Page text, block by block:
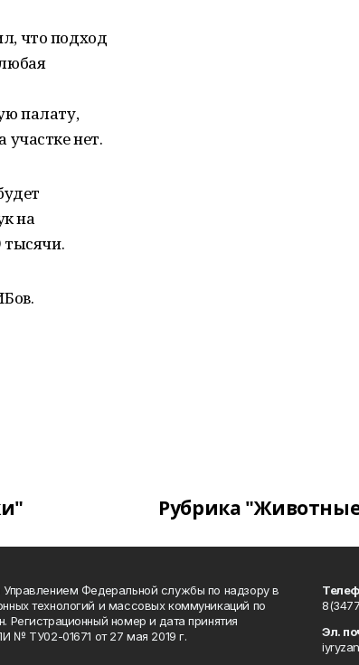
что подход
палату,
нет.
на
тысячи.
Рубрика
Управлением Федеральной службы по надзору в
технологий и массовых коммуникаций по
Регистрационный номер и дата принятия
№ ТУ02-01671 от 27 мая 2019 г.
Эл.